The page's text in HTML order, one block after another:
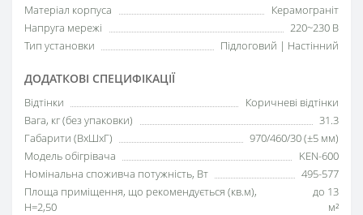
Матеріал корпуса
Керамограніт
Напруга мережі
220~230 В
Тип установки
Підлоговий | Настінний
ДОДАТКОВІ СПЕЦИФІКАЦІЇ
Відтінки
Коричневі відтінки
Вага, кг (без упаковки)
31.3
Габарити (ВхШхГ)
970/460/30 (±5 мм)
Модель обігрівача
KEN-600
Номінальна споживча потужність, Вт
495-577
Площа приміщення, що рекомендується (кв.м),
H=2,50
до 13
м²